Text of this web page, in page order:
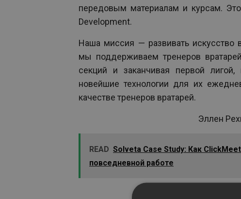
передовым материалам и курсам.
Development.
Наша миссия — развивать искусство
мы поддерживаем тренеров
секций и заканчивая первой
новейшие технологии для их
качестве тренеров вратарей.
Эллен
READ Solveta Case Study: Как
повседневной работе